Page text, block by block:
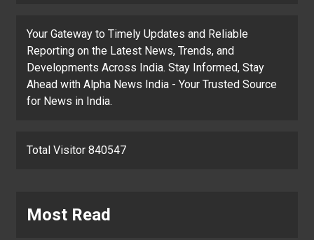
Your Gateway to Timely Updates and Reliable
Reporting on the Latest News, Trends, and
Developments Across India. Stay Informed, Stay
Ahead with Alpha News India - Your Trusted Source
for News in India.
Total Visitor 840547
Most Read